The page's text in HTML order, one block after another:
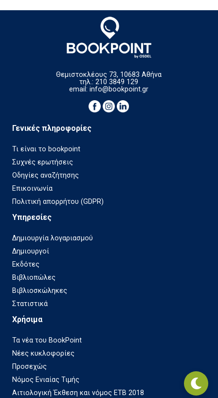
Θεμιστοκλέους 73, 10683 Αθήνα
τηλ.: 210 3849 129
email:info@bookpoint.gr
Γενικές πληροφορίες
Τι είναι το bookpoint
Συχνές ερωτήσεις
Οδηγίες αναζήτησης
Επικοινωνία
Πολιτική απορρήτου (GDPR)
Υπηρεσίες
Δημιουργία λογαριασμού
Δημιουργοί
Εκδότες
Βιβλιοπώλες
Βιβλιοσκώληκες
Στατιστικά
Χρήσιμα
Τα νέα του BookPoint
Νέες κυκλοφορίες
Προσεχώς
Νόμος Ενιαίας Τιμής
Αιτιολογική Έκθεση και νόμος ΕΤΒ 2018